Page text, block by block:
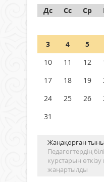
05 тамыз 2026 ж.
Шетелде
азаматтары
Дс
Сс Ср
3
4 5
10
11 12
17
18 19
24
25 26
31
Жаңақорған
Педагогтердің
курстарын
жаңартылды